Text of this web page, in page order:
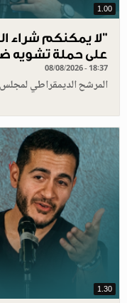
1.00
"لا يمكنكم شراء
على حملة تشويه ضده بـ60
08/08/2026 - 18:37
المرشح الديمقراطي
1.30